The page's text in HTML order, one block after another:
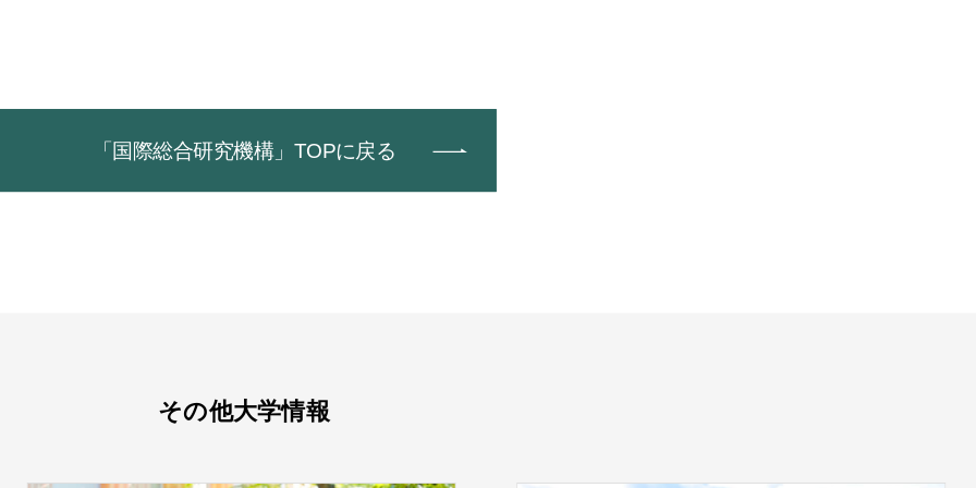
「国際総合研究機構」TOPに戻る
その他大学情報